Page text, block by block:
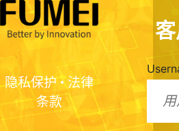
隐私保护•法律
条款